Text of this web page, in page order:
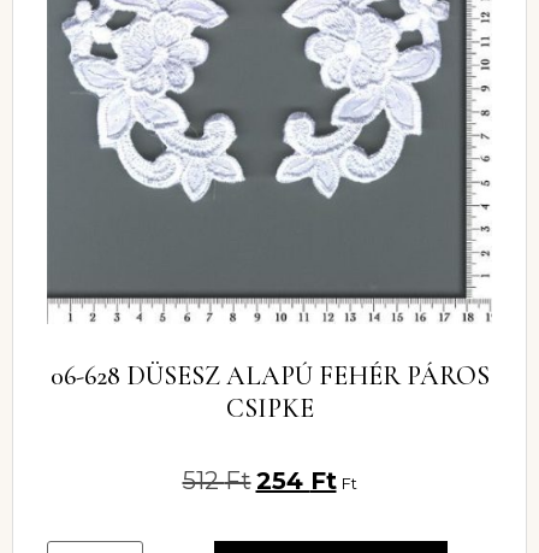
06-628 DÜSESZ ALAPÚ FEHÉR PÁROS
CSIPKE
512Ft254 Ft Ft